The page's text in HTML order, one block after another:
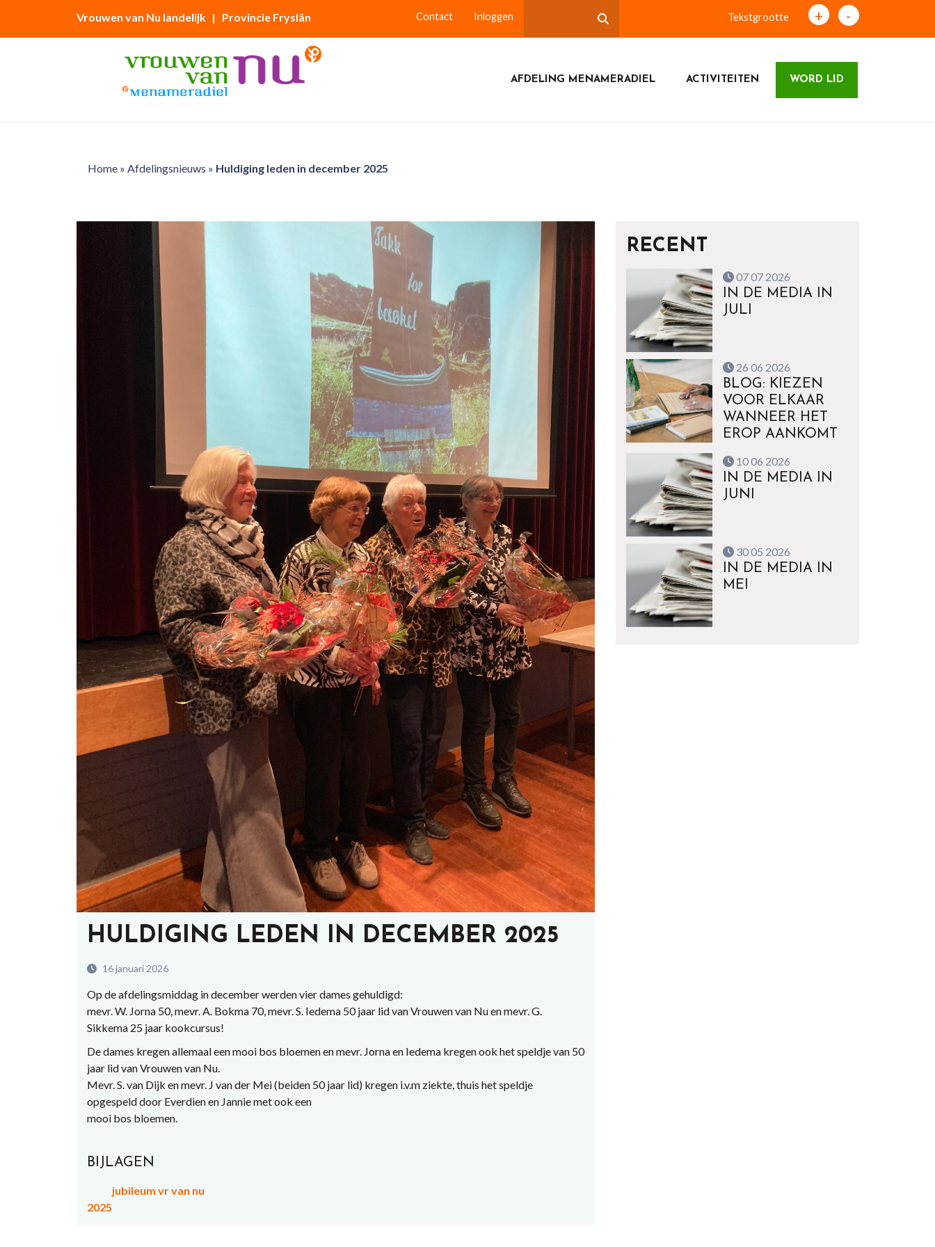
Vrouwen van Nu landelijk | Provincie Fryslân Contact Inloggen Tekstgrootte + -
AFDELING MENAMERADIEL ACTIVITEITEN WORD LID
Home» Afdelingsnieuws » Huldiging leden in december 2025
HULDIGING LEDEN IN DECEMBER 2025
16 januari 2026
Op de afdelingsmiddag in december werden vier dames gehuldigd:
mevr. W. Jorna 50, mevr. A. Bokma 70, mevr. S. Iedema 50 jaar lid van Vrouwen van Nu en mevr. G.
Sikkema 25 jaar kookcursus!
De dames kregen allemaal een mooi bos bloemen en mevr. Jorna en Iedema kregen ook het speldje van 50
jaar lid van Vrouwen van Nu.
Mevr. S. van Dijk en mevr. J van der Mei (beiden 50 jaar lid) kregen i.v.m ziekte, thuis het speldje
opgespeld door Everdien en Jannie met ook een
mooi bos bloemen.
BIJLAGEN
jubileum vr van nu
2025
RECENT
07 07 2026
IN DE MEDIA IN
JULI
26 06 2026
BLOG: KIEZEN
VOOR ELKAAR
WANNEER HET
EROP AANKOMT
10 06 2026
IN DE MEDIA IN
JUNI
30 05 2026
IN DE MEDIA IN
MEI